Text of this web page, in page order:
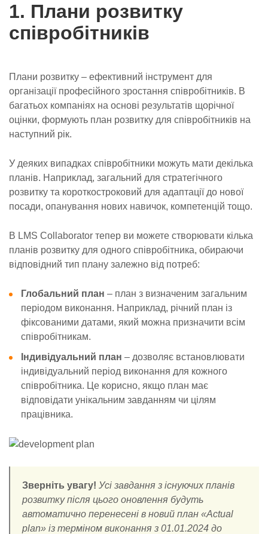
1. Плани розвитку
співробітників
Плани розвитку – ефективний інструмент для
організації професійного зростання співробітників. В
багатьох компаніях на основі результатів щорічної
оцінки, формують план розвитку для співробітників на
наступний рік.
У деяких випадках співробітники можуть мати декілька
планів. Наприклад, загальний для стратегічного
розвитку та короткостроковий для адаптації до нової
посади, опанування нових навичок, компетенцій тощо.
В LMS Collaborator тепер ви можете створювати кілька
планів розвитку для одного співробітника, обираючи
відповідний тип плану залежно від потреб:
Глобальний план – план з визначеним загальним
періодом виконання. Наприклад, річний план із
фіксованими датами, який можна призначити всім
співробітникам.
Індивідуальний план – дозволяє встановлювати
індивідуальний період виконання для кожного
співробітника. Це корисно, якщо план має
відповідати унікальним завданням чи цілям
працівника.
Зверніть увагу! Усі завдання з існуючих планів
розвитку після цього оновлення будуть
автоматично перенесені в новий план «Actual
plan» із терміном виконання з 01.01.2024 до